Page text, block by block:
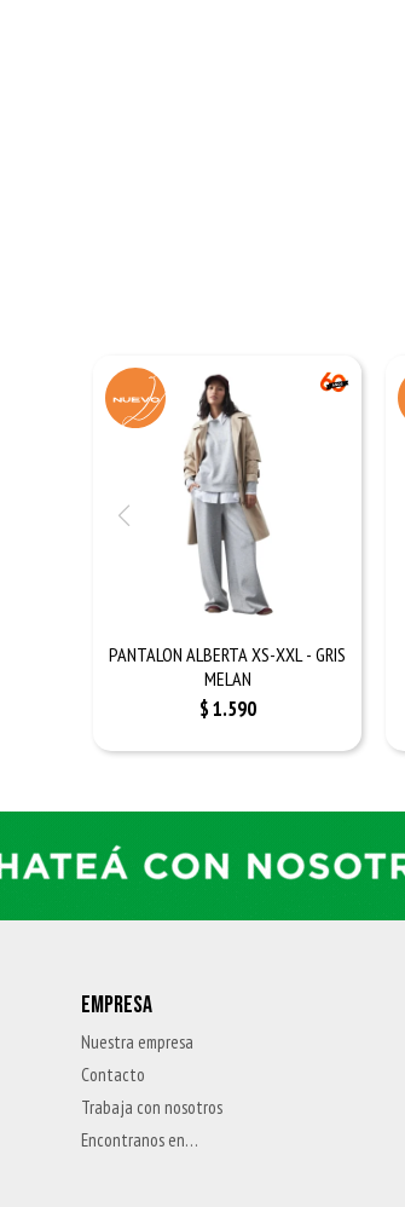
PANTALON ALBERTA XS-XXL - GRIS
MELAN
$1.590
EMPRESA
Nuestra empresa
Contacto
Trabaja con nosotros
Encontranos en…